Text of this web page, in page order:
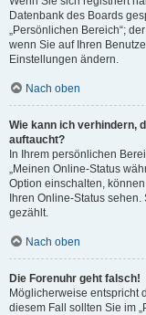
Datenbank des Boards
„Persönlichen Bereich“;
wenn Sie auf Ihren
Einstellungen ändern.
Nach oben
Wie kann ich verhindern,
auftaucht?
In Ihrem persönlichen
„Meinen Online-Status
Option einschalten,
Ihren Online-Status
gezählt.
Nach oben
Die Forenuhr geht falsch!
Möglicherweise entspricht
diesem Fall sollten Sie im